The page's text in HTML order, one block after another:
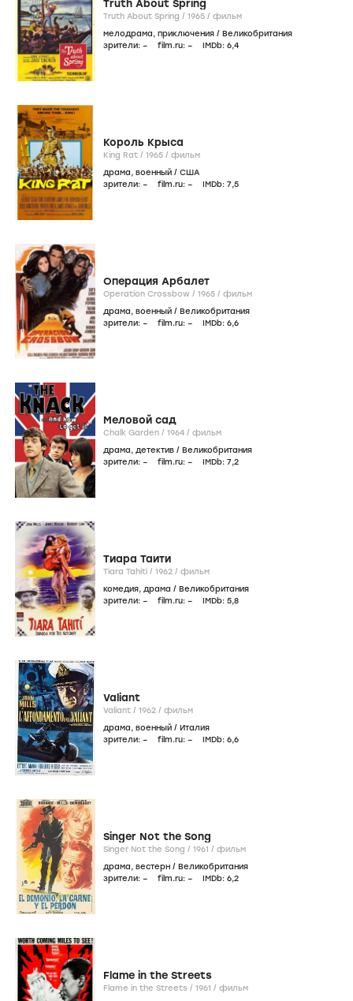
Truth About Spring
Truth About Spring / 1965 / фильм
мелодрама, приключения / Великобритания
зрители: – film.ru: – IMDb: 6,4
Король Крыса
King Rat / 1965 / фильм
драма, военный / США
зрители: – film.ru: – IMDb: 7,5
Операция Арбалет
Operation Crossbow / 1965 / фильм
драма, военный / Великобритания
зрители: – film.ru: – IMDb: 6,6
Меловой сад
Chalk Garden / 1964 / фильм
драма, детектив / Великобритания
зрители: – film.ru: – IMDb: 7,2
Тиара Таити
Tiara Tahiti / 1962 / фильм
комедия, драма / Великобритания
зрители: – film.ru: – IMDb: 5,8
Valiant
Valiant / 1962 / фильм
драма, военный / Италия
зрители: – film.ru: – IMDb: 6,6
Singer Not the Song
Singer Not the Song / 1961 / фильм
драма, вестерн / Великобритания
зрители: – film.ru: – IMDb: 6,2
Flame in the Streets
Flame in the Streets / 1961 / фильм